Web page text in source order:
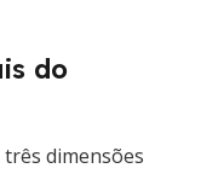
do
dimensões